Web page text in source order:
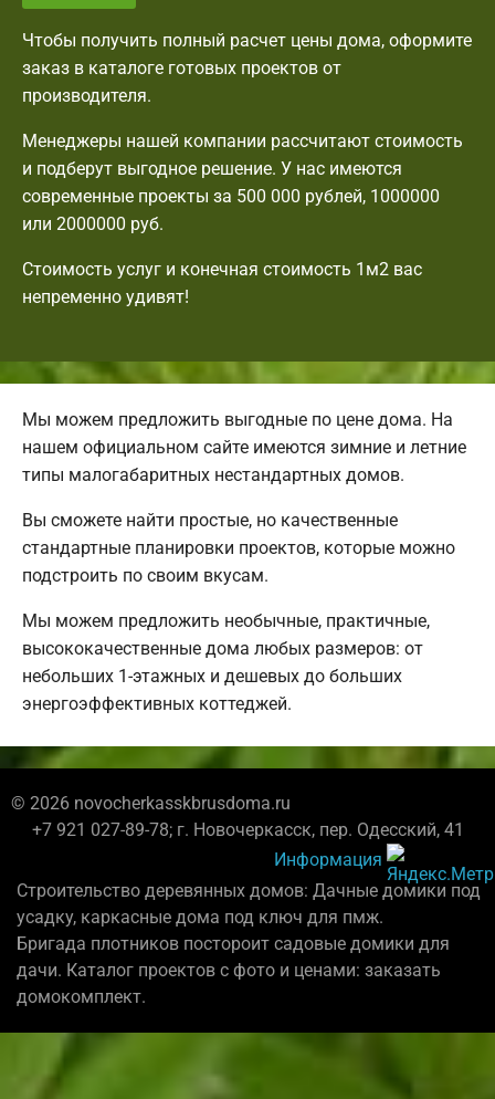
Чтобы получить полный расчет цены дома, оформите
заказ в каталоге готовых проектов от
производителя.
Менеджеры нашей компании рассчитают стоимость
и подберут выгодное решение. У нас имеются
современные проекты за 500 000 рублей, 1000000
или 2000000 руб.
Стоимость услуг и конечная стоимость 1м2 вас
непременно удивят!
Мы можем предложить выгодные по цене дома. На
нашем официальном сайте имеются зимние и летние
типы малогабаритных нестандартных домов.
Вы сможете найти простые, но качественные
стандартные планировки проектов, которые можно
подстроить по своим вкусам.
Мы можем предложить необычные, практичные,
высококачественные дома любых размеров: от
небольших 1-этажных и дешевых до больших
энергоэффективных коттеджей.
© 2026 novocherkasskbrusdoma.ru
+7 921 027-89-78; г. Новочеркасск, пер. Одесский, 41
Информация
Строительство деревянных домов: Дачные домики под
усадку, каркасные дома под ключ для пмж.
Бригада плотников постороит садовые домики для
дачи. Каталог проектов с фото и ценами: заказать
домокомплект.